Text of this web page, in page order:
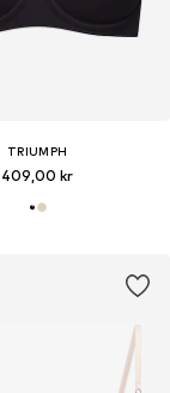
TRIUMPH
409,00 kr